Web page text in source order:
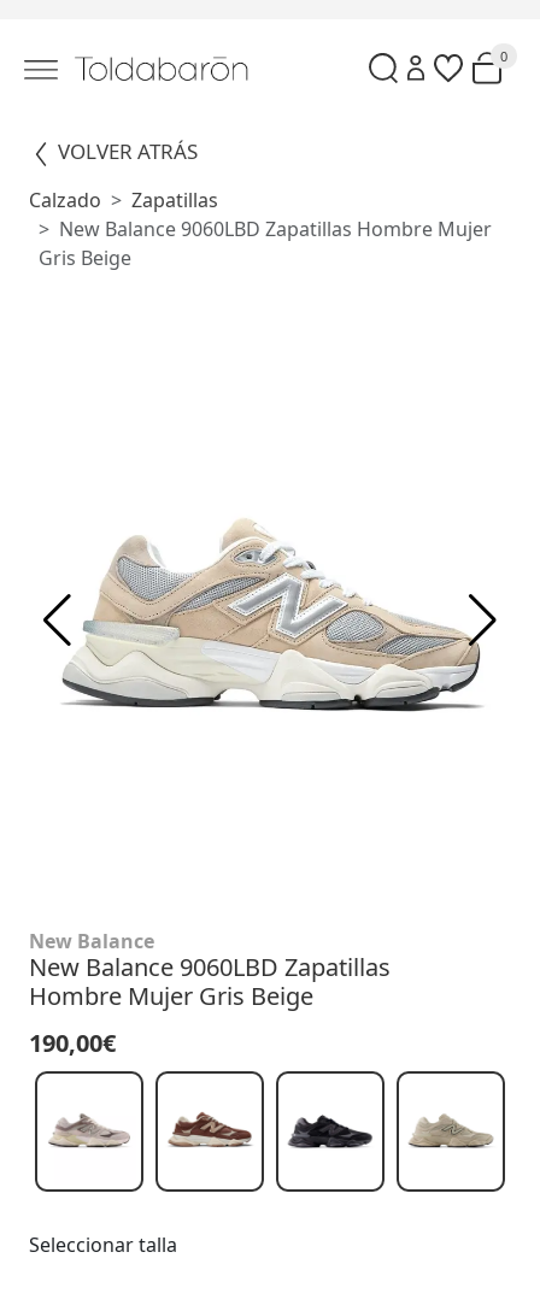
0
VOLVER ATRÁS
Calzado
Zapatillas
New Balance 9060LBD Zapatillas Hombre Mujer
Gris Beige
New Balance
New Balance 9060LBD Zapatillas
Hombre Mujer Gris Beige
190,00€
Seleccionar talla